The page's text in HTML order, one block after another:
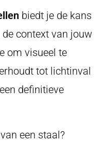
biedt je de kans
context van jouw
om visueel te
tot lichtinval
definitieve
een staal?